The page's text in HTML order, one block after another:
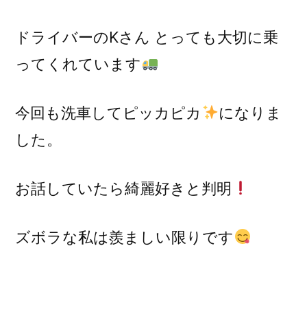
ドライバーのKさん とっても大切に乗
ってくれています
今回も洗車してピッカピカ
になりま
した。
お話していたら綺麗好きと判明
ズボラな私は羨ましい限りです